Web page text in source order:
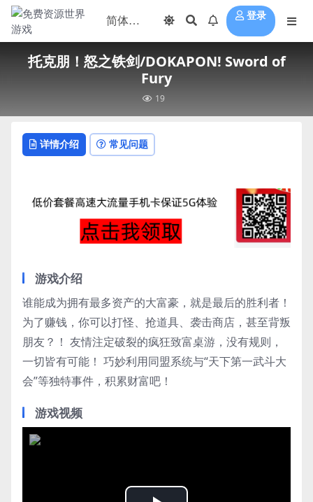
登录
托克朋！怒之铁剑/DOKAPON! Sword of
Fury
19
详情介绍 常见问题
游戏介绍
谁能成为拥有最多资产的大富豪，就是最后的胜利者！
为了赚钱，你可以打怪、抢道具、袭击商店，甚至背叛
朋友？！ 友情注定破裂的疯狂致富桌游，没有规则，
一切皆有可能！ 巧妙利用同盟系统与“天下第一武斗大
会”等独特事件，积累财富吧！
游戏视频